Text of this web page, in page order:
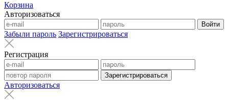
Корзина
Авторизоваться
Войти
Забыли пароль Зарегистрироваться
Регистрация
Зарегистрироваться
Авторизоваться